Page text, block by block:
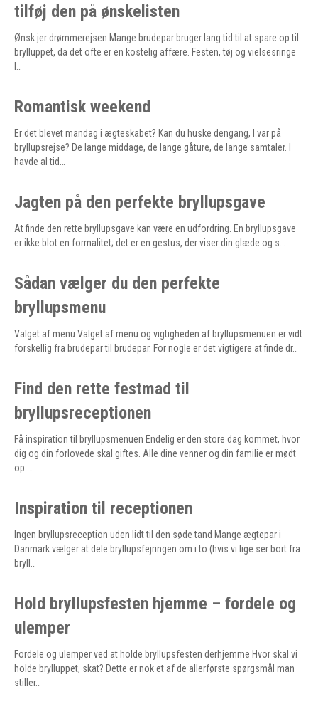
tilføj den på ønskelisten
Ønsk jer drømmerejsen Mange brudepar bruger lang tid til at spare op til
brylluppet, da det ofte er en kostelig affære. Festen, tøj og vielsesringe
Romantisk weekend
Er det blevet mandag i ægteskabet? Kan du huske dengang, I var på
bryllupsrejse? De lange middage, de lange gåture, de lange samtaler. I
havde al tid…
Jagten på den perfekte bryllupsgave
At finde den rette bryllupsgave kan være en udfordring. En bryllupsgave
er ikke blot en formalitet; det er en gestus, der viser din glæde og s…
Sådan vælger du den perfekte
bryllupsmenu
Valget af menu Valget af menu og vigtigheden af bryllupsmenuen er vidt
forskellig fra brudepar til brudepar. For nogle er det vigtigere at finde dr…
Find den rette festmad til
bryllupsreceptionen
Få inspiration til bryllupsmenuen Endelig er den store dag kommet, hvor
dig og din forlovede skal giftes. Alle dine venner og din familie er mødt
op …
Inspiration til receptionen
Ingen bryllupsreception uden lidt til den søde tand Mange ægtepar i
Danmark vælger at dele bryllupsfejringen om i to (hvis vi lige ser bort fra
bryll…
Hold bryllupsfesten hjemme – fordele og
ulemper
Fordele og ulemper ved at holde bryllupsfesten derhjemme Hvor skal vi
holde brylluppet, skat? Dette er nok et af de allerførste spørgsmål man
stiller…